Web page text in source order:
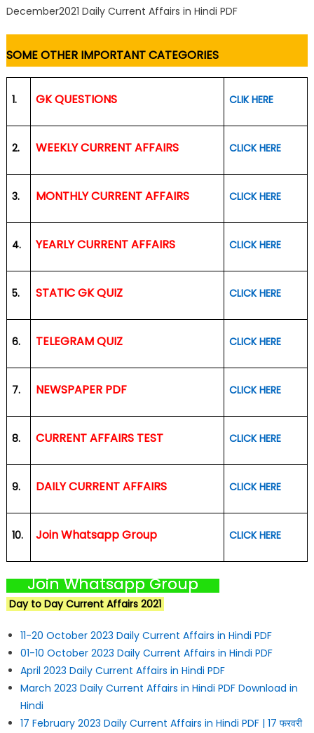
December2021 Daily Current Affairs in Hindi PDF
SOME OTHER IMPORTANT CATEGORIES
1. GK QUESTIONS CLIK HERE
2. WEEKLY CURRENT AFFAIRS CLICK HERE
3. MONTHLY CURRENT AFFAIRS CLICK HERE
4. YEARLY CURRENT AFFAIRS CLICK HERE
5. STATIC GK QUIZ CLICK HERE
6. TELEGRAM QUIZ CLICK HERE
7. NEWSPAPER PDF CLICK HERE
8. CURRENT AFFAIRS TEST CLICK HERE
9. DAILY CURRENT AFFAIRS CLICK HERE
10. Join Whatsapp Group CLICK HERE
Join Whatsapp Group
Day to Day Current Affairs 2021
11-20 October 2023 Daily Current Affairs in Hindi PDF
01-10 October 2023 Daily Current Affairs in Hindi PDF
April 2023 Daily Current Affairs in Hindi PDF
March 2023 Daily Current Affairs in Hindi PDF Download in
Hindi
17 February 2023 Daily Current Affairs in Hindi PDF | 17 फरवरी